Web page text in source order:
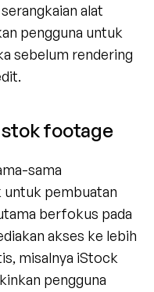
alat
pengguna untuk
sebelum rendering
stok footage
sama
untuk pembuatan
berfokus pada
akses ke lebih
misalnya iStock
pengguna